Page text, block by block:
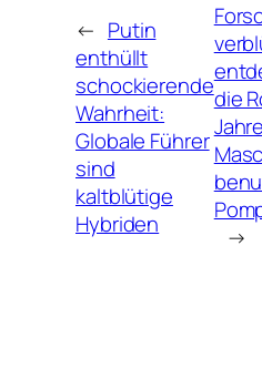
← Putin
enthüllt
schockierende
Wahrheit:
Globale Führer
sind
kaltblütige
Hybriden
die
→